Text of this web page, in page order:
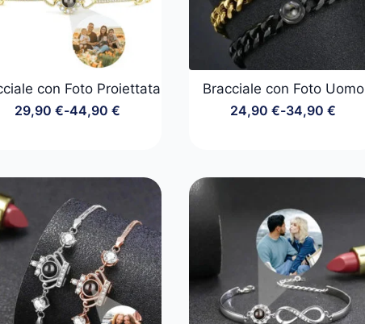
con Foto Proiettata
29,90 €-44,90 €
Fascia
29,90 €
44,90 €
Bracciale con Foto Uomo
24,90€-34,90€
Fascia
24,90 €
34,90 €